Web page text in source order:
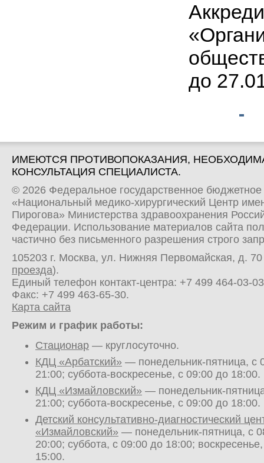
до
ИМЕЮТСЯ ПРОТИВОПОКАЗАНИЯ,
КОНСУЛЬТАЦИЯ СПЕЦИАЛИСТА.
© 2026 Федеральное государственное
«Национальный медико-хирургический Центр
Пирогова» Министерства здравоохранения
Федерации. Использование материалов сайта
частично без письменного разрешения строго
105203 г. Москва, ул. Нижняя Первомайская, д.
проезда).
Единый телефон контакт-центра: +7 499 464-03-03
Факс: +7 499 463-65-30.
Карта сайта
Режим и график работы:
Стационар — круглосуточно.
КДЦ «Арбатский» — понедельник-пятница, с
21:00; суббота-воскресенье, с 09:00 до 18:00.
КДЦ «Измайловский» — понедельник-
21:00; суббота-воскресенье, с 09:00 до 18:00.
Детский консультативно-диагностический
«Измайловский» — понедельник-пятница, с
20:00; суббота, с 09:00 до 18:00;
15:00.